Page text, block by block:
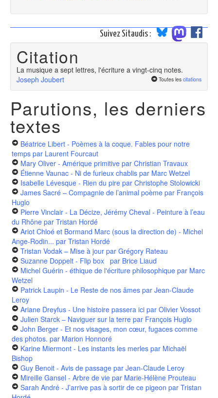
Suivez Sitaudis :
Citation
La musique a sept lettres, l'écriture a vingt-cinq notes.
Joseph Joubert
Toutes les citations
Parutions, les derniers
textes
Béatrice Libert - Poèmes à la coque. Fables pour notre
temps par Laurent Fourcaut
Mary Oliver - Amérique primitive par Christian Travaux
Étienne Vaunac - Ni de furieux chablis par Marc Wetzel
Isabelle Lévesque - Rien du pire par Christophe Stolowicki
James Sacré – Compagnie de l’animal poème par François
Huglo
Pierre Vinclair - La Décize, Jérémy Cheval - Peinture à l’eau
du Rhône par Tristan Hordé
Ariot Chloé et Bormand Marc (sous la direction de) - Michel
Ange-Rodin... par Tristan Hordé
Tristan Vodak – Mise à jour par Grégory Rateau
Suzanne Doppelt - Flip box par Brice Liaud
Michel Guérin - éthique de l'écriture philosophique par Marc
Wetzel
Patrick Laupin - Le Reste de nos âmes par Jean-Claude
Leroy
Ariane Dreyfus - Une histoire passera ici par Olivier Vossot
Julien Starck – Naviguer sur la terre par François Huglo
John Berger - Et nos visages, mon cœur, fugaces comme
des photos. par Marion Honnoré
Karine Miermont - Les instants les merles par Michaël
Bishop
Guy Benoit - Avis de passage par Jean-Claude Leroy
Mireille Gansel - Arbre de vie par Marie-Hélène Prouteau
Sarah André - J’arrive pas à sortir de ce pigeon par Tristan